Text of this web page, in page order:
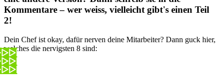
Kommentare – wer weiss, vielleicht gibt's einen Teil
2!
Dein Chef ist okay, dafür nerven deine Mitarbeiter? Dann guck hier,
welches die nervigsten 8 sind: